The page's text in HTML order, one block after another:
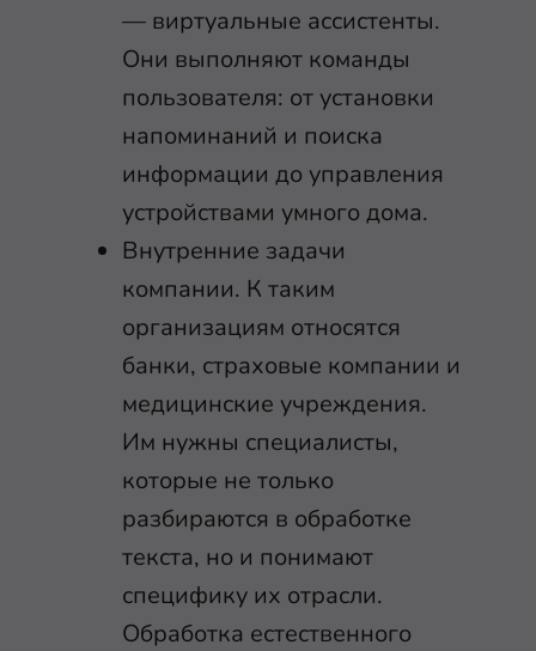
— виртуальные ассистенты.
Они выполняют команды
пользователя: от установки
напоминаний и поиска
информации до управления
устройствами умного дома.
Внутренние задачи
компании. К таким
организациям относятся
банки, страховые компании и
медицинские учреждения.
Им нужны специалисты,
которые не только
разбираются в обработке
текста, но и понимают
специфику их отрасли.
Обработка естественного